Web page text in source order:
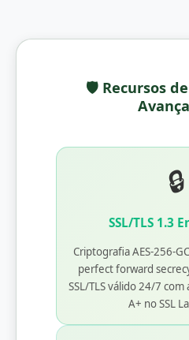
🛡️ Recursos
🔒
SSL/TLS 1.3
Criptografia AES-256-
perfect forward
SSL/TLS válido 24/7
A+ no SSL